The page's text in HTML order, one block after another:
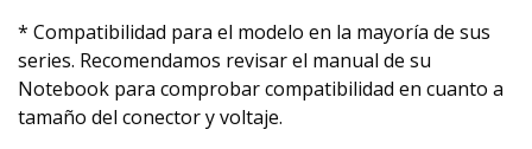
* Compatibilidad para el modelo en la mayoría de sus
series. Recomendamos revisar el manual de su
Notebook para comprobar compatibilidad en cuanto a
tamaño del conector y voltaje.